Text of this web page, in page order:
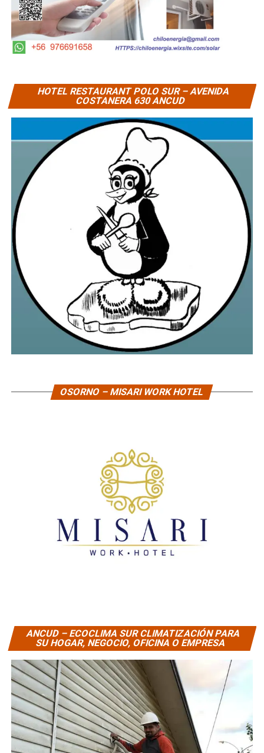
HOTEL RESTAURANT POLO SUR – AVENIDA
COSTANERA 630 ANCUD
OSORNO – MISARI WORK HOTEL
ANCUD – ECOCLIMA SUR CLIMATIZACIÓN PARA
SU HOGAR, NEGOCIO, OFICINA O EMPRESA